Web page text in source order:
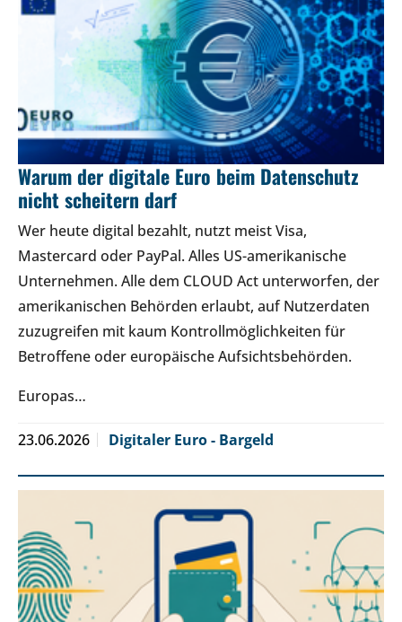
Warum der digitale Euro beim Datenschutz
nicht scheitern darf
Wer heute digital bezahlt, nutzt meist Visa,
Mastercard oder PayPal. Alles US-amerikanische
Unternehmen. Alle dem CLOUD Act unterworfen, der
amerikanischen Behörden erlaubt, auf Nutzerdaten
zuzugreifen mit kaum Kontrollmöglichkeiten für
Betroffene oder europäische Aufsichtsbehörden.
Europas…
23.06.2026 Digitaler Euro - Bargeld